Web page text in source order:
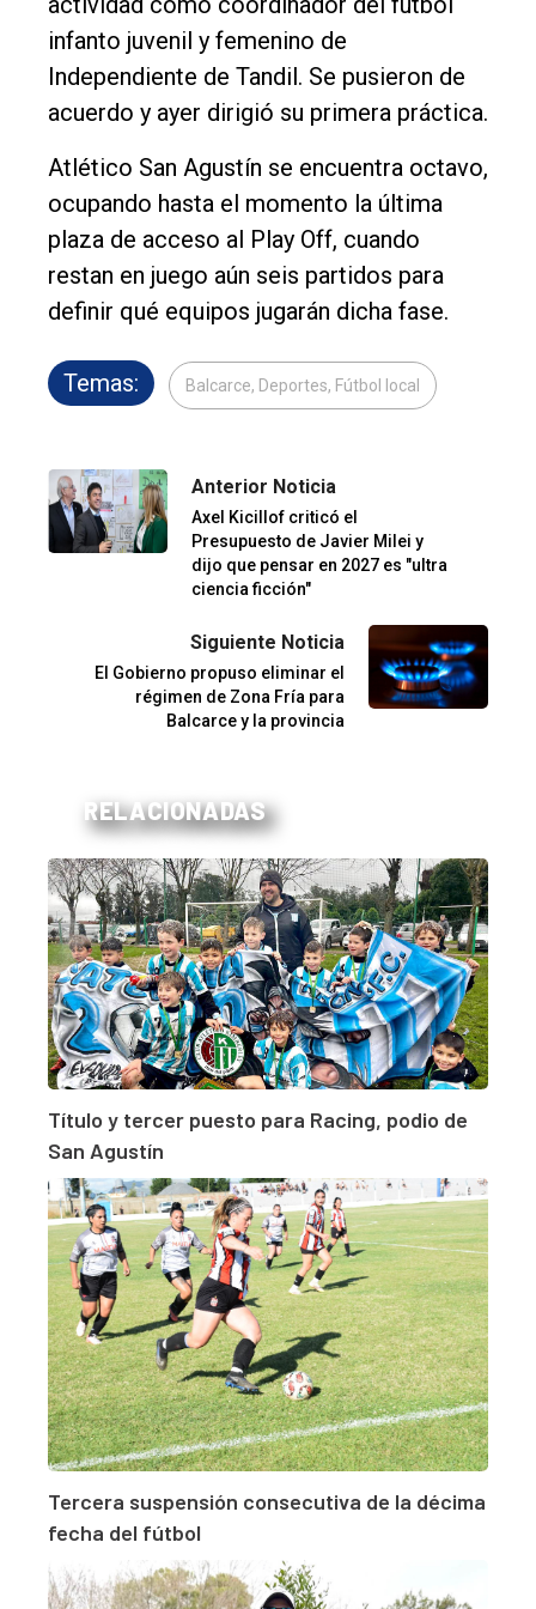
infanto juvenil y femenino de
Independiente de Tandil. Se pusieron de
acuerdo y ayer dirigió su primera práctica.
Atlético San Agustín se encuentra octavo,
ocupando hasta el momento la última
plaza de acceso al Play Off, cuando
restan en juego aún seis partidos para
definir qué equipos jugarán dicha fase.
Temas: Balcarce, Deportes, Fútbol local
Anterior Noticia
Axel Kicillof criticó el
Presupuesto de Javier Milei y
dijo que pensar en 2027 es "ultra
ciencia ficción"
Siguiente Noticia
El Gobierno propuso eliminar el
régimen de Zona Fría para
Balcarce y la provincia
RELACIONADAS
Título y tercer puesto para Racing, podio de
San Agustín
Tercera suspensión consecutiva de la décima
fecha del fútbol